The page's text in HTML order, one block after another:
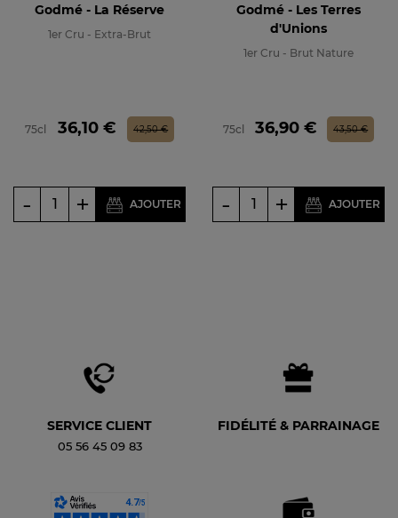
Godmé - La Réserve
1er Cru - Extra-Brut
75cl Prix
36,10 €Prix de base
42,50 €
- + AJOUTER
Godmé - Les Terres
d'Unions
1er Cru - Brut Nature
75cl Prix
36,90 €Prix de base
43,50 €
- + AJOUTER
SERVICE CLIENT
05 56 45 09 83
FIDÉLITÉ & PARRAINAGE